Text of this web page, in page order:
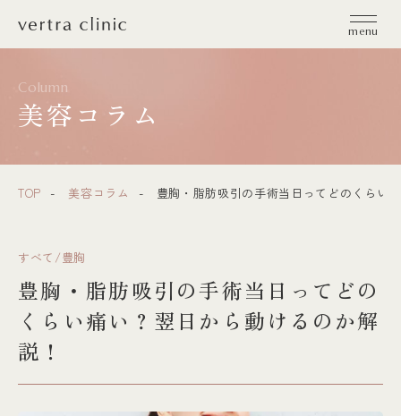
vertra clinic（ヴェルトラクリニック）
menu
Column
美容コラム
TOP 美容コラム 豊胸・脂肪吸引の手術当日ってどのくらい
すべて/豊胸
豊胸・脂肪吸引の手術当日ってどの
くらい痛い？翌日から動けるのか解
説！